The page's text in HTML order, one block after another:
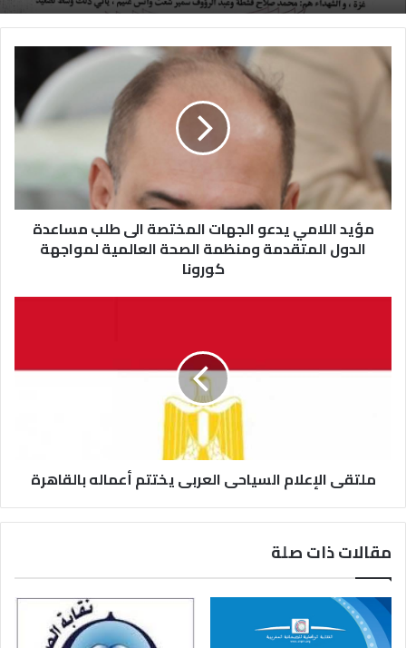
مؤيد اللامي يدعو الجهات المختصة الى طلب مساعدة
الدول المتقدمة ومنظمة الصحة العالمية لمواجهة
كورونا
ملتقى الإعلام السياحى العربى يختتم أعماله بالقاهرة
مقالات ذات صلة